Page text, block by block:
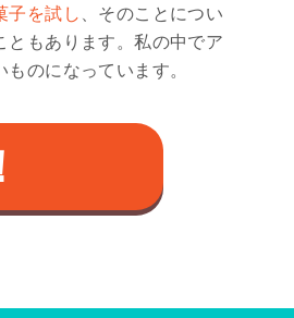
子を試し
、そのことについ
ともあります。私の中でア
のになっています。